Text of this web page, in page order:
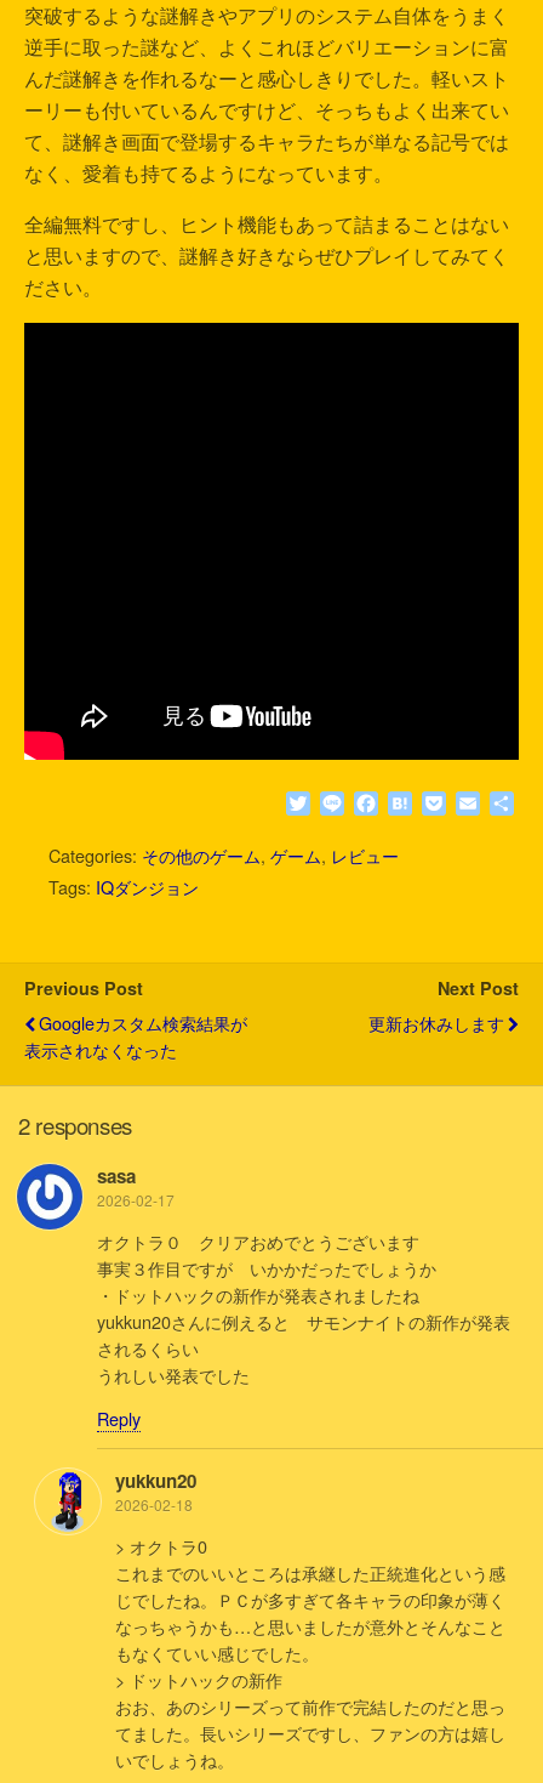
突破するような謎解きやアプリのシステム自体をうまく
逆手に取った謎など、よくこれほどバリエーションに富
んだ謎解きを作れるなーと感心しきりでした。軽いスト
ーリーも付いているんですけど、そっちもよく出来てい
て、謎解き画面で登場するキャラたちが単なる記号では
なく、愛着も持てるようになっています。
全編無料ですし、ヒント機能もあって詰まることはない
と思いますので、謎解き好きならぜひプレイしてみてく
ださい。
T
i
L
n
F
c
H
P
E
Categories: その他のゲーム, ゲーム, レビュー
Tags: IQダンジョン
Previous Post
Googleカスタム検索結果が
表示されなくなった
Next Post
更新お休みします
2 responses
sasa
2026-02-17
オクトラ０ クリアおめでとうございます
事実３作目ですが いかかだったでしょうか
・ドットハックの新作が発表されましたね
yukkun20さんに例えると サモンナイトの新作が発表
されるくらい
うれしい発表でした
Reply
yukkun20
2026-02-18
> オクトラ0
これまでのいいところは承継した正統進化という感
じでしたね。ＰＣが多すぎて各キャラの印象が薄く
なっちゃうかも…と思いましたが意外とそんなこと
もなくていい感じでした。
> ドットハックの新作
おお、あのシリーズって前作で完結したのだと思っ
てました。長いシリーズですし、ファンの方は嬉し
いでしょうね。